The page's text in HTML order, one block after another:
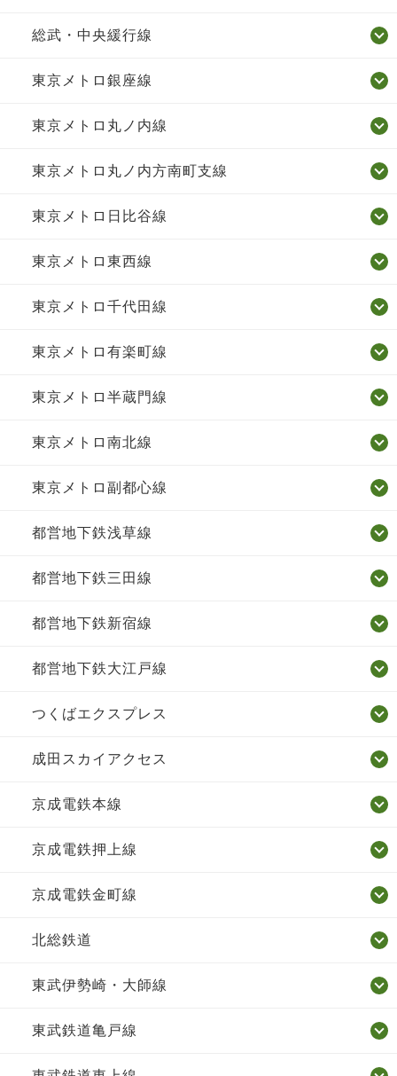
総武・中央緩行線
東京メトロ銀座線
東京メトロ丸ノ内線
東京メトロ丸ノ内方南町支線
東京メトロ日比谷線
東京メトロ東西線
東京メトロ千代田線
東京メトロ有楽町線
東京メトロ半蔵門線
東京メトロ南北線
東京メトロ副都心線
都営地下鉄浅草線
都営地下鉄三田線
都営地下鉄新宿線
都営地下鉄大江戸線
つくばエクスプレス
成田スカイアクセス
京成電鉄本線
京成電鉄押上線
京成電鉄金町線
北総鉄道
東武伊勢崎・大師線
東武鉄道亀戸線